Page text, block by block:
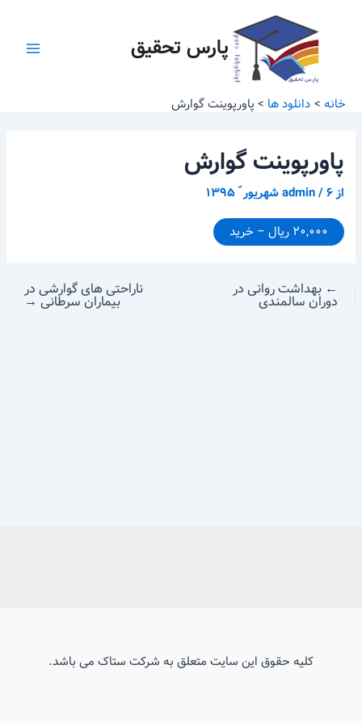
پارس تحقیق
خانه دانلود ها پاورپوینت گوارش
پاورپوینت گوارش
از admin/۶ شهریور ّ ۱۳۹۵
۲۰,۰۰۰ ریال – خرید
← بهداشت روانی در
دوران سالمندی
ناراحتی های گوارشی در
بیماران سرطانی →
کلیه حقوق این سایت متعلق به شرکت ستاک می باشد.